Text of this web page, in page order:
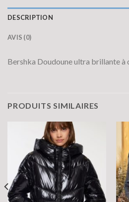
DESCRIPTION
AVIS (0)
Bershka Doudoune ultra brillante à
PRODUITS SIMILAIRES